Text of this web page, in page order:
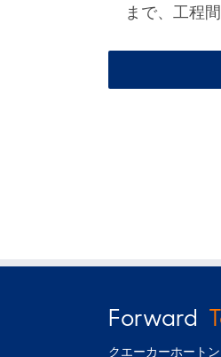
まで、工程
Forward
クエーカーホート